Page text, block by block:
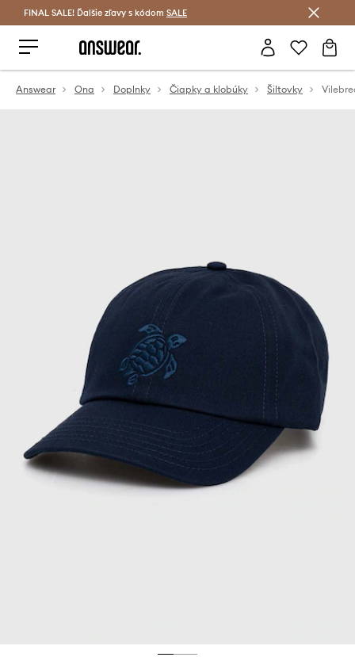
Šetrite s Answear Club >
FINAL SALE! Ďalšie zľavy s kódom SALE
Answear Ona Doplnky Čiapky a klobúky Šiltovky